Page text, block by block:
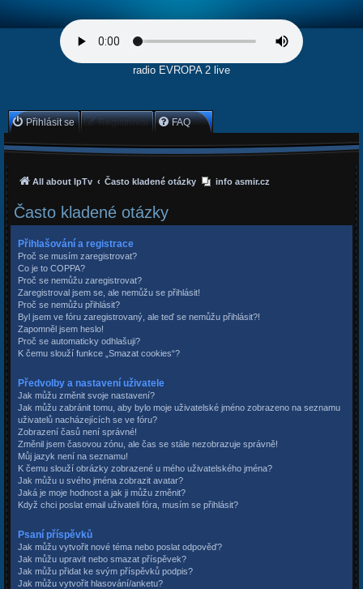
radio EVROPA 2 live
Přihlásit se Registrovat FAQ
All about IpTv Často kladené otázky info asmir.cz
Často kladené otázky
Přihlašování a registrace
Proč se musím zaregistrovat?
Co je to COPPA?
Proč se nemůžu zaregistrovat?
Zaregistroval jsem se, ale nemůžu se přihlásit!
Proč se nemůžu přihlásit?
Byl jsem ve fóru zaregistrovaný, ale teď se nemůžu přihlásit?!
Zapomněl jsem heslo!
Proč se automaticky odhlašuji?
K čemu slouží funkce „Smazat cookies“?
Předvolby a nastavení uživatele
Jak můžu změnit svoje nastavení?
Jak můžu zabránit tomu, aby bylo moje uživatelské jméno zobrazeno na seznamu
uživatelů nacházejících se ve fóru?
Zobrazení časů není správné!
Změnil jsem časovou zónu, ale čas se stále nezobrazuje správně!
Můj jazyk není na seznamu!
K čemu slouží obrázky zobrazené u mého uživatelského jména?
Jak můžu u svého jména zobrazit avatar?
Jaká je moje hodnost a jak ji můžu změnit?
Když chci poslat email uživateli fóra, musím se přihlásit?
Psaní příspěvků
Jak můžu vytvořit nové téma nebo poslat odpověď?
Jak můžu upravit nebo smazat příspěvek?
Jak můžu přidat ke svým příspěvků podpis?
Jak můžu vytvořit hlasování/anketu?